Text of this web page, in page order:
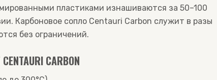
пластиками изнашиваются за 50–100
Карбоновое сопло Centauri Carbon служит в разы
без ограничений.
CARBON